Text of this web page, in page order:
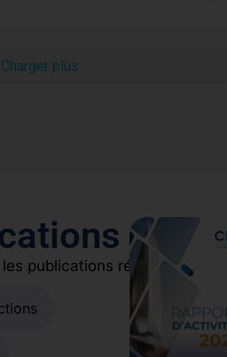
Charger plus
publications récentes